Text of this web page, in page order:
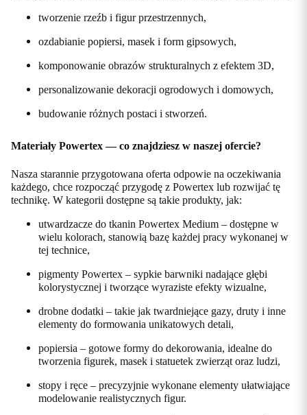
tworzenie rzeźb i figur przestrzennych,
ozdabianie popiersi, masek i form gipsowych,
komponowanie obrazów strukturalnych z efektem 3D,
personalizowanie dekoracji ogrodowych i domowych,
budowanie różnych postaci i stworzeń.
Materiały Powertex — co znajdziesz w naszej ofercie?
Nasza starannie przygotowana oferta odpowie na oczekiwania
każdego, chce rozpocząć przygodę z Powertex lub rozwijać tę
technikę. W kategorii dostępne są takie produkty, jak:
utwardzacze do tkanin Powertex Medium – dostępne w
wielu kolorach, stanowią bazę każdej pracy wykonanej w
tej technice,
pigmenty Powertex – sypkie barwniki nadające głębi
kolorystycznej i tworzące wyraziste efekty wizualne,
drobne dodatki – takie jak twardniejące gazy, druty i inne
elementy do formowania unikatowych detali,
popiersia – gotowe formy do dekorowania, idealne do
tworzenia figurek, masek i statuetek zwierząt oraz ludzi,
stopy i ręce – precyzyjnie wykonane elementy ułatwiające
modelowanie realistycznych figur.